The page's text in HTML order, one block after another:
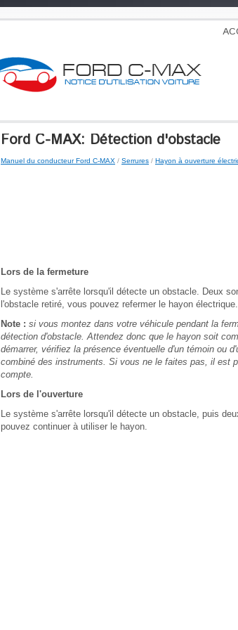
Ford C-MAX: Détection d'obstacle
Manuel du conducteur Ford C-MAX / Serrures / Hayon à ouverture
Lors de la fermeture
Le système s'arrête lorsqu'il détecte un obstacle. Deux
l'obstacle retiré, vous pouvez refermer le hayon électrique.
Note : si vous montez dans votre véhicule pendant la
détection d'obstacle. Attendez donc que le hayon soit
démarrer, vérifiez la présence éventuelle d'un témoin ou
combiné des instruments. Si vous ne le faites pas, il est
compte.
Lors de l'ouverture
Le système s'arrête lorsqu'il détecte un obstacle, puis
pouvez continuer à utiliser le hayon.